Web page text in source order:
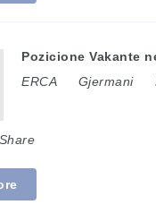
Pozicione Vakante
ERCA
Gjermani
Share